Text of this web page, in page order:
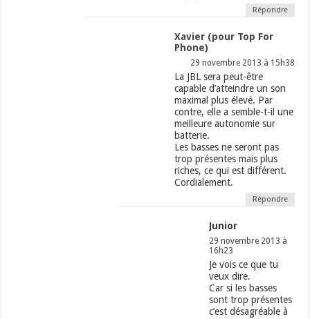
Répondre
Xavier (pour Top For
Phone)
29 novembre 2013 à 15h38
La JBL sera peut-être
capable d’atteindre un son
maximal plus élevé. Par
contre, elle a semble-t-il une
meilleure autonomie sur
batterie.
Les basses ne seront pas
trop présentes mais plus
riches, ce qui est différent.
Cordialement.
Répondre
Junior
29 novembre 2013 à
16h23
Je vois ce que tu
veux dire.
Car si les basses
sont trop présentes
c’est désagréable à